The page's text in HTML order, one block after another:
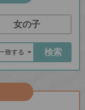
女の子
検索